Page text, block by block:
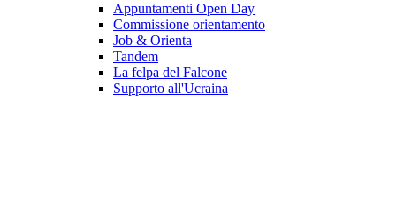
Appuntamenti Open Day
Commissione orientamento
Job & Orienta
Tandem
La felpa del Falcone
Supporto all'Ucraina